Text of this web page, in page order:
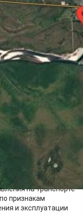
авиационные
обстановки, в
посадку
Тёплый Ключ
8 человек,
возгорание,
Восточного
на транспорте
признакам
и эксплуатации